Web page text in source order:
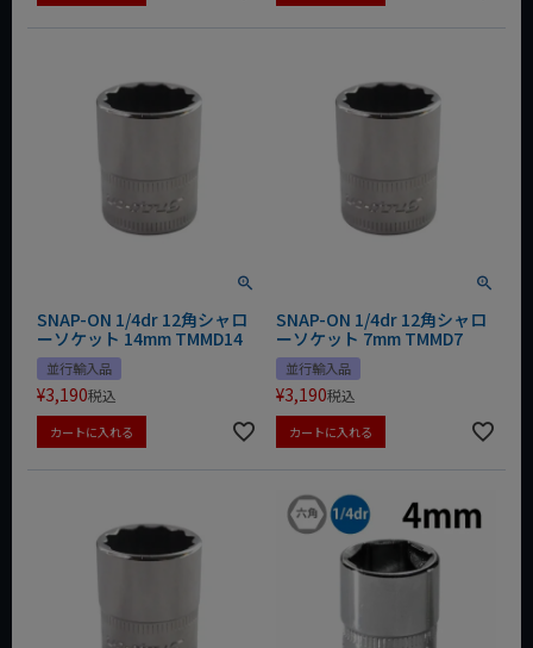
SNAP-ON 1/4dr 12角シャロ
ーソケット 14mm TMMD14
並行輸入品
¥3,190税込
カートに入れる
SNAP-ON 1/4dr 12角シャロ
ーソケット 7mm TMMD7
並行輸入品
¥3,190税込
カートに入れる